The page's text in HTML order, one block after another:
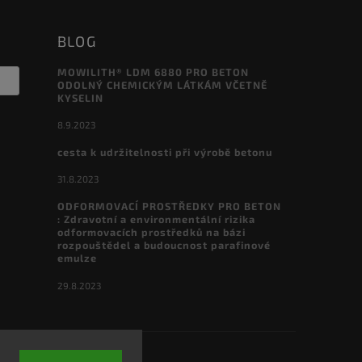
BLOG
MOWILITH® LDM 6880 PRO BETON
ODOLNÝ CHEMICKÝM LÁTKÁM VČETNĚ
KYSELIN
8.9.2023
cesta k udržitelnosti při výrobě betonu
31.8.2023
ODFORMOVACÍ PROSTŘEDKY PRO BETON
: Zdravotní a environmentální rizika
odformovacích prostředků na bázi
rozpouštědel a budoucnost parafinové
emulze
29.8.2023